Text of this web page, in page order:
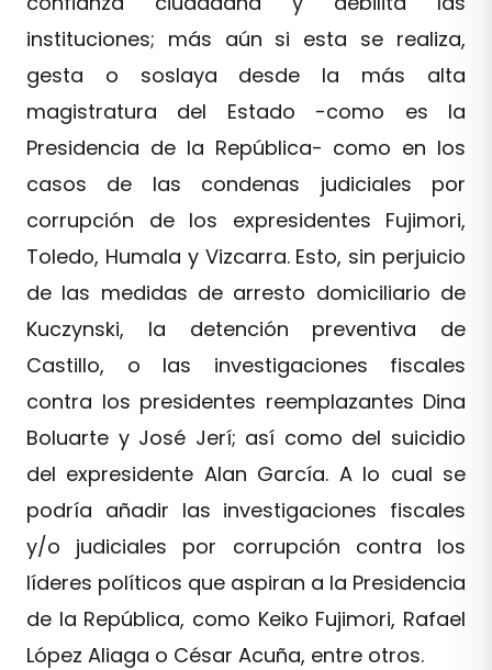
instituciones; más aún si esta se realiza,
gesta o soslaya desde la más alta
magistratura del Estado -como es la
Presidencia de la República- como en los
casos de las condenas judiciales por
corrupción de los expresidentes Fujimori,
Toledo, Humala y Vizcarra. Esto, sin perjuicio
de las medidas de arresto domiciliario de
Kuczynski, la detención preventiva de
Castillo, o las investigaciones fiscales
contra los presidentes reemplazantes Dina
Boluarte y José Jerí; así como del suicidio
del expresidente Alan García. A lo cual se
podría añadir las investigaciones fiscales
y/o judiciales por corrupción contra los
líderes políticos que aspiran a la Presidencia
de la República, como Keiko Fujimori, Rafael
López Aliaga o César Acuña, entre otros.